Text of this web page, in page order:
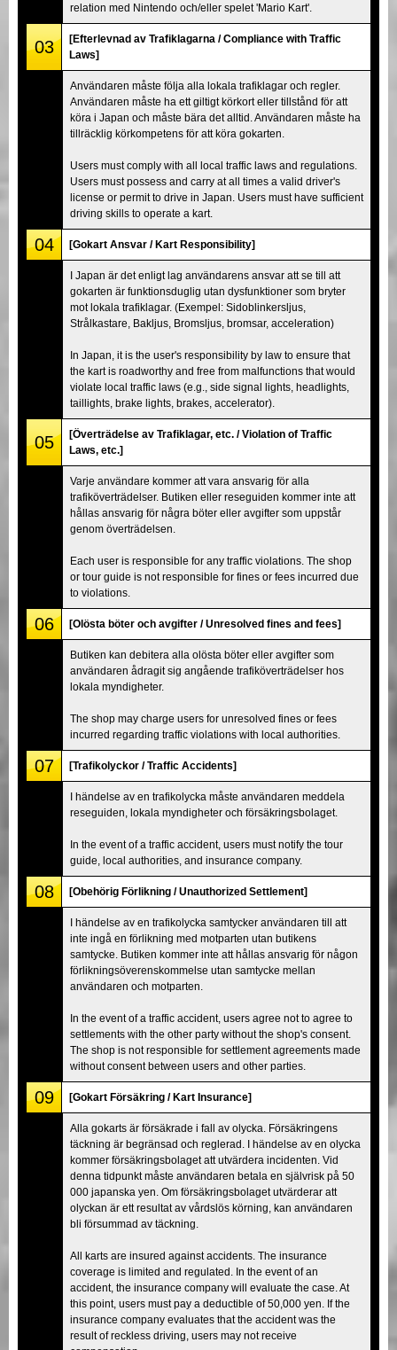
relation med Nintendo och/eller spelet 'Mario Kart'.
03
[Efterlevnad av Trafiklagarna / Compliance with Traffic
Laws]
Användaren måste följa alla lokala trafiklagar och regler.
Användaren måste ha ett giltigt körkort eller tillstånd för att
köra i Japan och måste bära det alltid. Användaren måste ha
tillräcklig körkompetens för att köra gokarten.
Users must comply with all local traffic laws and regulations.
Users must possess and carry at all times a valid driver's
license or permit to drive in Japan. Users must have sufficient
driving skills to operate a kart.
04 [Gokart Ansvar / Kart Responsibility]
I Japan är det enligt lag användarens ansvar att se till att
gokarten är funktionsduglig utan dysfunktioner som bryter
mot lokala trafiklagar. (Exempel: Sidoblinkersljus,
Strålkastare, Bakljus, Bromsljus, bromsar, acceleration)
In Japan, it is the user's responsibility by law to ensure that
the kart is roadworthy and free from malfunctions that would
violate local traffic laws (e.g., side signal lights, headlights,
taillights, brake lights, brakes, accelerator).
05
[Överträdelse av Trafiklagar, etc. / Violation of Traffic
Laws, etc.]
Varje användare kommer att vara ansvarig för alla
trafiköverträdelser. Butiken eller reseguiden kommer inte att
hållas ansvarig för några böter eller avgifter som uppstår
genom överträdelsen.
Each user is responsible for any traffic violations. The shop
or tour guide is not responsible for fines or fees incurred due
to violations.
06 [Olösta böter och avgifter / Unresolved fines and fees]
Butiken kan debitera alla olösta böter eller avgifter som
användaren ådragit sig angående trafiköverträdelser hos
lokala myndigheter.
The shop may charge users for unresolved fines or fees
incurred regarding traffic violations with local authorities.
07 [Trafikolyckor / Traffic Accidents]
I händelse av en trafikolycka måste användaren meddela
reseguiden, lokala myndigheter och försäkringsbolaget.
In the event of a traffic accident, users must notify the tour
guide, local authorities, and insurance company.
08 [Obehörig Förlikning / Unauthorized Settlement]
I händelse av en trafikolycka samtycker användaren till att
inte ingå en förlikning med motparten utan butikens
samtycke. Butiken kommer inte att hållas ansvarig för någon
förlikningsöverenskommelse utan samtycke mellan
användaren och motparten.
In the event of a traffic accident, users agree not to agree to
settlements with the other party without the shop's consent.
The shop is not responsible for settlement agreements made
without consent between users and other parties.
09 [Gokart Försäkring / Kart Insurance]
Alla gokarts är försäkrade i fall av olycka. Försäkringens
täckning är begränsad och reglerad. I händelse av en olycka
kommer försäkringsbolaget att utvärdera incidenten. Vid
denna tidpunkt måste användaren betala en självrisk på 50
000 japanska yen. Om försäkringsbolaget utvärderar att
olyckan är ett resultat av vårdslös körning, kan användaren
bli försummad av täckning.
All karts are insured against accidents. The insurance
coverage is limited and regulated. In the event of an
accident, the insurance company will evaluate the case. At
this point, users must pay a deductible of 50,000 yen. If the
insurance company evaluates that the accident was the
result of reckless driving, users may not receive